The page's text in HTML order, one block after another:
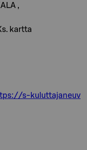
,
kartta
s-kuluttajaneuv